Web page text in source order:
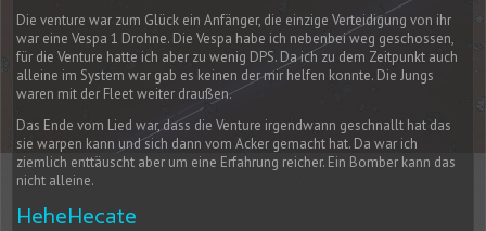
Die venture war zum Glück ein Anfänger, die einzige Verteidigung von ihr
war eine Vespa 1 Drohne. Die Vespa habe ich nebenbei weg geschossen,
für die Venture hatte ich aber zu wenig DPS. Da ich zu dem Zeitpunkt auch
alleine im System war gab es keinen der mir helfen konnte. Die Jungs
waren mit der Fleet weiter draußen.
Das Ende vom Lied war, dass die Venture irgendwann geschnallt hat das
sie warpen kann und sich dann vom Acker gemacht hat. Da war ich
ziemlich enttäuscht aber um eine Erfahrung reicher. Ein Bomber kann das
nicht alleine.
HeheHecate